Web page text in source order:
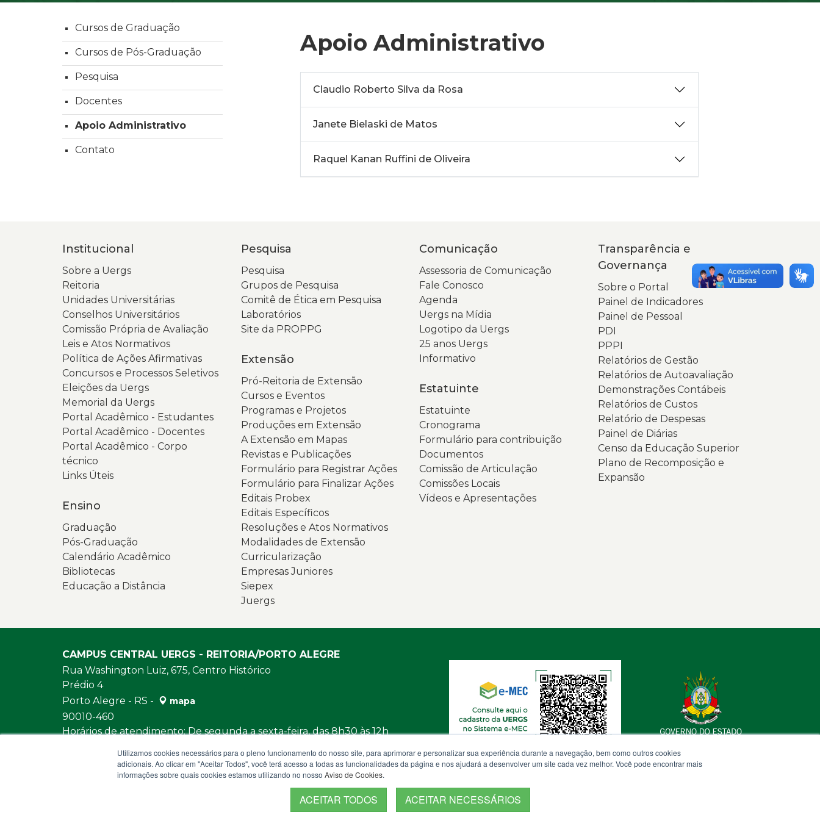
Apoio Administrativo
Claudio Roberto Silva da Rosa
Janete Bielaski de Matos
Raquel Kanan Ruffini de Oliveira
Cursos de Graduação
Cursos de Pós-Graduação
Pesquisa
Docentes
Apoio Administrativo
Contato
Institucional
Sobre a Uergs
Reitoria
Unidades Universitárias
Conselhos Universitários
Comissão Própria de Avaliação
Leis e Atos Normativos
Política de Ações Afirmativas
Concursos e Processos Seletivos
Eleições da Uergs
Memorial da Uergs
Portal Acadêmico - Estudantes
Portal Acadêmico - Docentes
Portal Acadêmico - Corpo
técnico
Links Úteis
Ensino
Graduação
Pós-Graduação
Calendário Acadêmico
Bibliotecas
Educação a Distância
Pesquisa
Pesquisa
Grupos de Pesquisa
Comitê de Ética em Pesquisa
Laboratórios
Site da PROPPG
Extensão
Pró-Reitoria de Extensão
Cursos e Eventos
Programas e Projetos
Produções em Extensão
A Extensão em Mapas
Revistas e Publicações
Formulário para Registrar Ações
Formulário para Finalizar Ações
Editais Probex
Editais Específicos
Resoluções e Atos Normativos
Modalidades de Extensão
Curricularização
Empresas Juniores
Siepex
Juergs
Comunicação
Assessoria de Comunicação
Fale Conosco
Agenda
Uergs na Mídia
Logotipo da Uergs
25 anos Uergs
Informativo
Estatuinte
Estatuinte
Cronograma
Formulário para contribuição
Documentos
Comissão de Articulação
Comissões Locais
Vídeos e Apresentações
Transparência e
Governança
Sobre o Portal
Painel de Indicadores
Painel de Pessoal
PDI
PPPI
Relatórios de Gestão
Relatórios de Autoavaliação
Demonstrações Contábeis
Relatórios de Custos
Relatório de Despesas
Painel de Diárias
Censo da Educação Superior
Plano de Recomposição e
Expansão
CAMPUS CENTRAL UERGS - REITORIA/PORTO ALEGRE
Rua Washington Luiz, 675, Centro Histórico
Prédio 4
Porto Alegre - RS -
mapa
90010-460
Horários de atendimento: De segunda a sexta-feira, das 8h30 às 12h
https://www.uergs.edu.br/fale-conosco
Utilizamos cookies necessários para o pleno funcionamento do nosso site, para aprimorar e personalizar sua experiência durante a navegação, bem como outros cookies
adicionais. Ao clicar em "Aceitar Todos", você terá acesso a todas as funcionalidades da página e nos ajudará a desenvolver um site cada vez melhor. Você pode encontrar mais
informações sobre quais cookies estamos utilizando no nosso Aviso de Cookies.
ACEITAR TODOS ACEITAR NECESSÁRIOS